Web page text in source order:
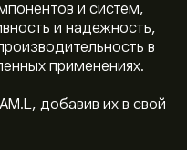
и систем,
и надежность,
в
применениях.
добавив их в свой